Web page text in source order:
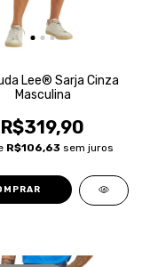
Lee® Sarja Cinza
Masculina
R$319,90
R$106,63 sem juros